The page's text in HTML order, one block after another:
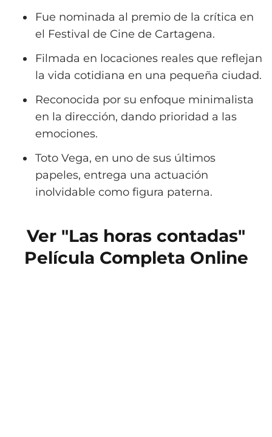
Fue nominada al premio de la crítica en
el Festival de Cine de Cartagena.
Filmada en locaciones reales que reflejan
la vida cotidiana en una pequeña ciudad.
Reconocida por su enfoque minimalista
en la dirección, dando prioridad a las
emociones.
Toto Vega, en uno de sus últimos
papeles, entrega una actuación
inolvidable como figura paterna.
Ver "Las horas contadas"
Película Completa Online